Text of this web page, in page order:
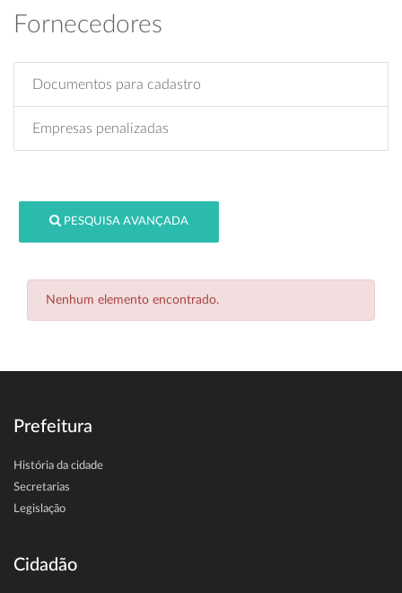
Fornecedores
Documentos para cadastro
Empresas penalizadas
PESQUISA AVANÇADA
Nenhum elemento encontrado.
Prefeitura
História da cidade
Secretarias
Legislação
Cidadão